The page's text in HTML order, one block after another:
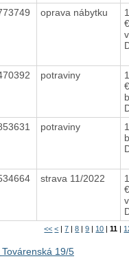
oprava nábytku
€
potraviny
€
potraviny
strava 11/2022
€
<< < |7 |8 |9 | 10 |11 |
19/5